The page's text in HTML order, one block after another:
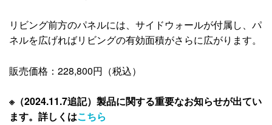
リビング前方のパネルには、サイドウォールが付属し、パ
ネルを広げればリビングの有効面積がさらに広がります。
販売価格：228,800円（税込）
※（2024.11.7追記）製品に関する重要なお知らせが出てい
ます。詳しくはこちら